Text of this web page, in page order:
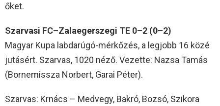
őket.
Szarvasi FC–Zalaegerszegi TE 0–2 (0–2)
Magyar Kupa labdarúgó-mérkőzés, a legjobb 16 közé
jutásért. Szarvas, 1020 néző. Vezette: Nazsa Tamás
(Bornemissza Norbert, Garai Péter).
Szarvas: Krnács – Medvegy, Bakró, Bozsó, Szikora